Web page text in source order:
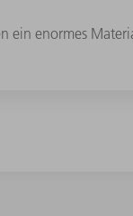
ein enormes